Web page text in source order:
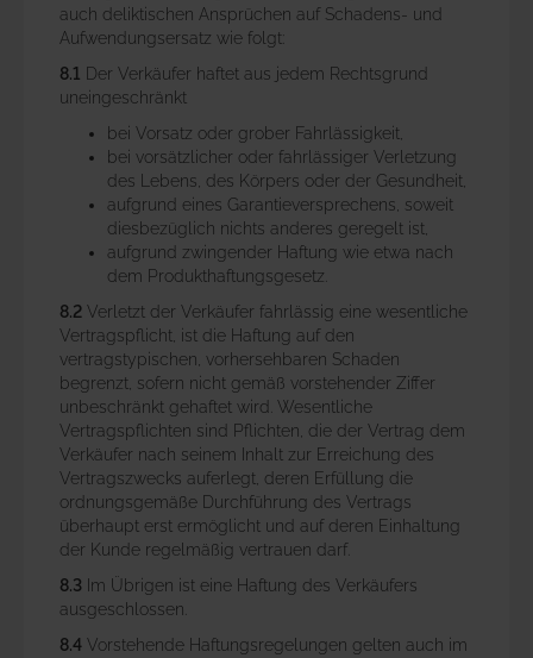
auch deliktischen Ansprüchen auf Schadens- und
Aufwendungsersatz wie folgt:
8.1
Der Verkäufer haftet aus jedem Rechtsgrund
uneingeschränkt
bei Vorsatz oder grober Fahrlässigkeit,
bei vorsätzlicher oder fahrlässiger Verletzung
des Lebens, des Körpers oder der Gesundheit,
aufgrund eines Garantieversprechens, soweit
diesbezüglich nichts anderes geregelt ist,
aufgrund zwingender Haftung wie etwa nach
dem Produkthaftungsgesetz.
8.2 Verletzt der Verkäufer fahrlässig eine wesentliche
Vertragspflicht, ist die Haftung auf den
vertragstypischen, vorhersehbaren Schaden
begrenzt, sofern nicht gemäß vorstehender Ziffer
unbeschränkt gehaftet wird. Wesentliche
Vertragspflichten sind Pflichten, die der Vertrag dem
Verkäufer nach seinem Inhalt zur Erreichung des
Vertragszwecks auferlegt, deren Erfüllung die
ordnungsgemäße Durchführung des Vertrags
überhaupt erst ermöglicht und auf deren Einhaltung
der Kunde regelmäßig vertrauen darf.
8.3 Im Übrigen ist eine Haftung des Verkäufers
ausgeschlossen.
8.4 Vorstehende Haftungsregelungen gelten auch im